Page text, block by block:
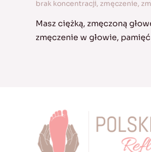
brak koncentracji, zmęczenie,
Masz ciężką, zmęczoną
zmęczenie w głowie,